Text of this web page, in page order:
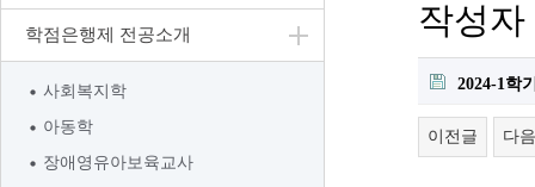
학점은행제 전공소개
사회복지학
아동학
장애영유아보육교사
작성자
2024-1학
이전글 다